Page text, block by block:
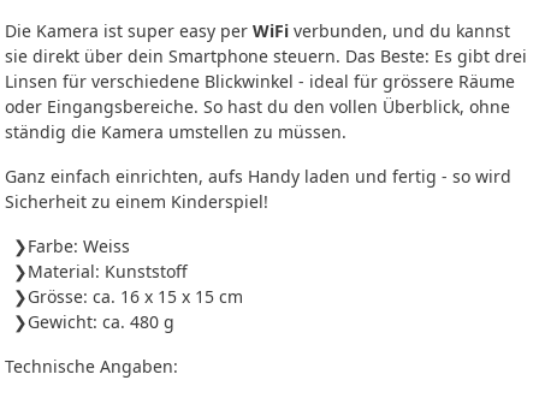
Die Kamera ist super easy per WiFi verbunden, und du kannst
sie direkt über dein Smartphone steuern. Das Beste: Es gibt drei
Linsen für verschiedene Blickwinkel - ideal für grössere Räume
oder Eingangsbereiche. So hast du den vollen Überblick, ohne
ständig die Kamera umstellen zu müssen.
Ganz einfach einrichten, aufs Handy laden und fertig - so wird
Sicherheit zu einem Kinderspiel!
Farbe: Weiss
Material: Kunststoff
Grösse: ca. 16 x 15 x 15 cm
Gewicht: ca. 480 g
Technische Angaben: